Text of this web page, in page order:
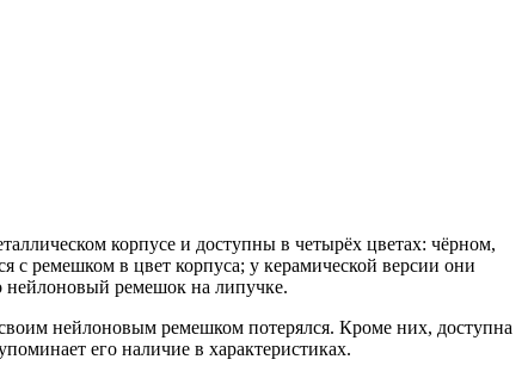
корпусе и доступны в четырёх цветах: чёрном,
с ремешком в цвет корпуса; у керамической версии они
нейлоновый ремешок на липучке.
нейлоновым ремешком потерялся. Кроме них, доступна
его наличие в характеристиках.